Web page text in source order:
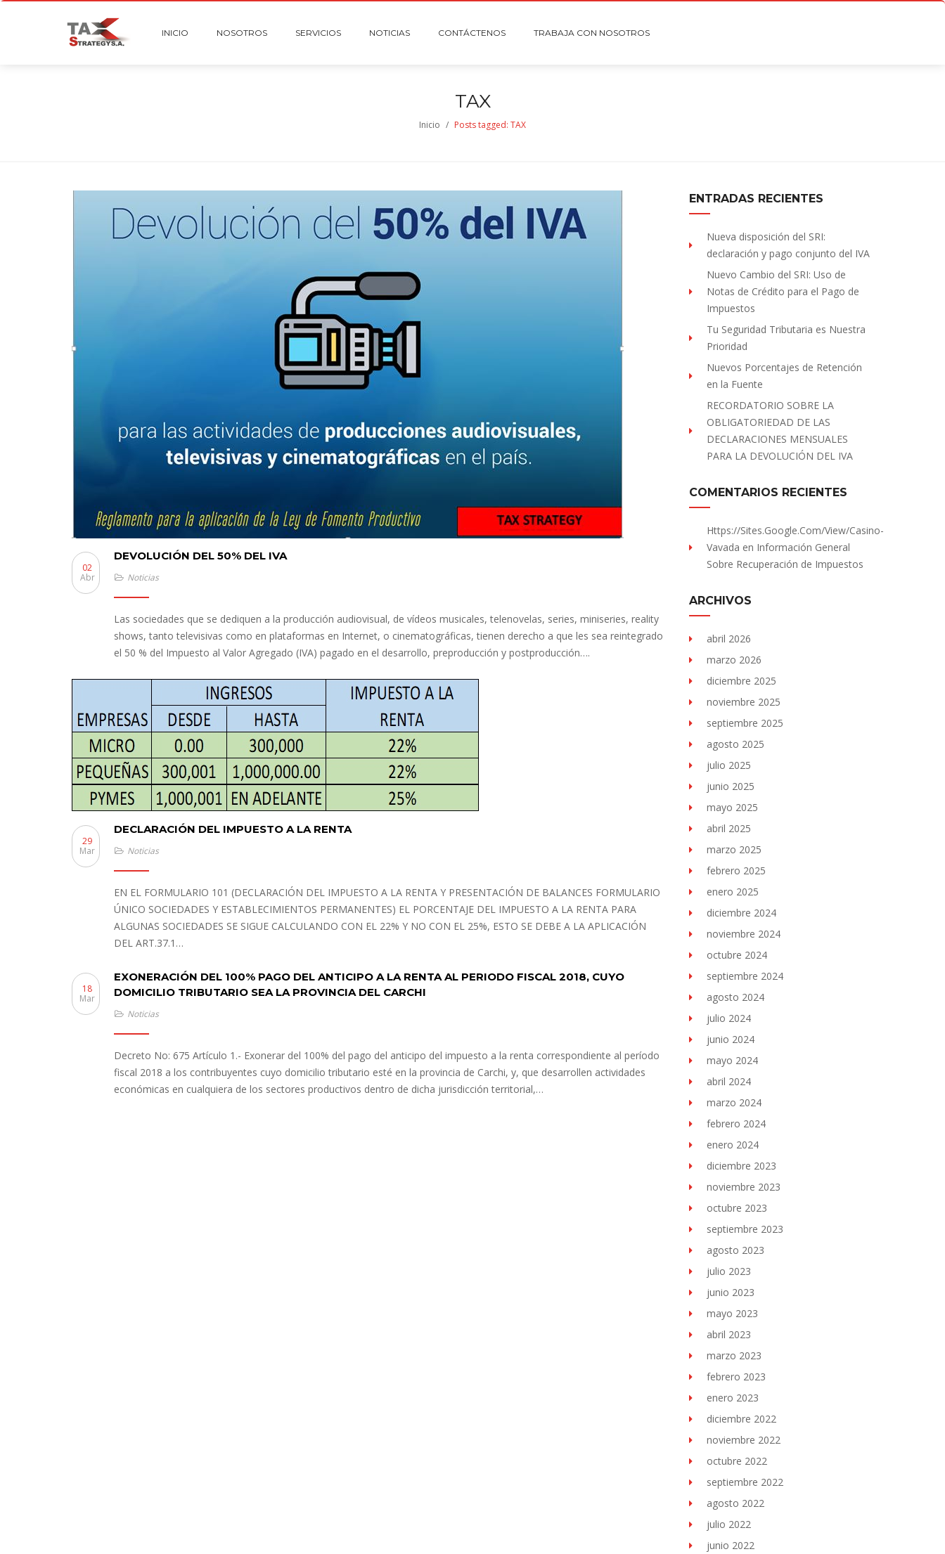
INICIO NOSOTROS SERVICIOS NOTICIAS CONTÁCTENOS TRABAJA CON NOSOTROS
TAX
Inicio / Posts tagged: TAX
DEVOLUCIÓN DEL 50% DEL IVA
02
Abr
Noticias
Las sociedades que se dediquen a la producción audiovisual, de vídeos musicales, telenovelas, series, miniseries, reality
shows, tanto televisivas como en plataformas en Internet, o cinematográficas, tienen derecho a que les sea reintegrado
el 50 % del Impuesto al Valor Agregado (IVA) pagado en el desarrollo, preproducción y postproducción….
DECLARACIÓN DEL IMPUESTO A LA RENTA
29
Mar
Noticias
EN EL FORMULARIO 101 (DECLARACIÓN DEL IMPUESTO A LA RENTA Y PRESENTACIÓN DE BALANCES FORMULARIO
ÚNICO SOCIEDADES Y ESTABLECIMIENTOS PERMANENTES) EL PORCENTAJE DEL IMPUESTO A LA RENTA PARA
ALGUNAS SOCIEDADES SE SIGUE CALCULANDO CON EL 22% Y NO CON EL 25%, ESTO SE DEBE A LA APLICACIÓN
DEL ART.37.1…
EXONERACIÓN DEL 100% PAGO DEL ANTICIPO A LA RENTA AL PERIODO FISCAL 2018, CUYO
DOMICILIO TRIBUTARIO SEA LA PROVINCIA DEL CARCHI
18
Mar
Noticias
Decreto No: 675 Artículo 1.- Exonerar del 100% del pago del anticipo del impuesto a la renta correspondiente al período
fiscal 2018 a los contribuyentes cuyo domicilio tributario esté en la provincia de Carchi, y, que desarrollen actividades
económicas en cualquiera de los sectores productivos dentro de dicha jurisdicción territorial,…
ENTRADAS RECIENTES
Nueva disposición del SRI:
declaración y pago conjunto del IVA
Nuevo Cambio del SRI: Uso de
Notas de Crédito para el Pago de
Impuestos
Tu Seguridad Tributaria es Nuestra
Prioridad
Nuevos Porcentajes de Retención
en la Fuente
RECORDATORIO SOBRE LA
OBLIGATORIEDAD DE LAS
DECLARACIONES MENSUALES
PARA LA DEVOLUCIÓN DEL IVA
COMENTARIOS RECIENTES
Https://sites.Google.com/view/Casino-
Vavada en Información General
Sobre Recuperación de Impuestos
ARCHIVOS
abril 2026
marzo 2026
diciembre 2025
noviembre 2025
septiembre 2025
agosto 2025
julio 2025
junio 2025
mayo 2025
abril 2025
marzo 2025
febrero 2025
enero 2025
diciembre 2024
noviembre 2024
octubre 2024
septiembre 2024
agosto 2024
julio 2024
junio 2024
mayo 2024
abril 2024
marzo 2024
febrero 2024
enero 2024
diciembre 2023
noviembre 2023
octubre 2023
septiembre 2023
agosto 2023
julio 2023
junio 2023
mayo 2023
abril 2023
marzo 2023
febrero 2023
enero 2023
diciembre 2022
noviembre 2022
octubre 2022
septiembre 2022
agosto 2022
julio 2022
junio 2022